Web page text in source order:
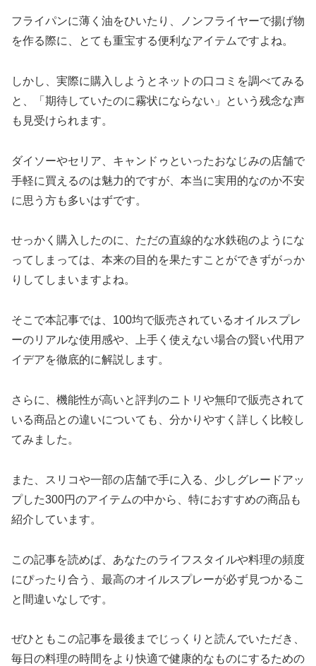
フライパンに薄く油をひいたり、ノンフライヤーで揚げ物
を作る際に、とても重宝する便利なアイテムですよね。
しかし、実際に購入しようとネットの口コミを調べてみる
と、「期待していたのに霧状にならない」という残念な声
も見受けられます。
ダイソーやセリア、キャンドゥといったおなじみの店舗で
手軽に買えるのは魅力的ですが、本当に実用的なのか不安
に思う方も多いはずです。
せっかく購入したのに、ただの直線的な水鉄砲のようにな
ってしまっては、本来の目的を果たすことができずがっか
りしてしまいますよね。
そこで本記事では、100均で販売されているオイルスプレ
ーのリアルな使用感や、上手く使えない場合の賢い代用ア
イデアを徹底的に解説します。
さらに、機能性が高いと評判のニトリや無印で販売されて
いる商品との違いについても、分かりやすく詳しく比較し
てみました。
また、スリコや一部の店舗で手に入る、少しグレードアッ
プした300円のアイテムの中から、特におすすめの商品も
紹介しています。
この記事を読めば、あなたのライフスタイルや料理の頻度
にぴったり合う、最高のオイルスプレーが必ず見つかるこ
と間違いなしです。
ぜひともこの記事を最後までじっくりと読んでいただき、
毎日の料理の時間をより快適で健康的なものにするための